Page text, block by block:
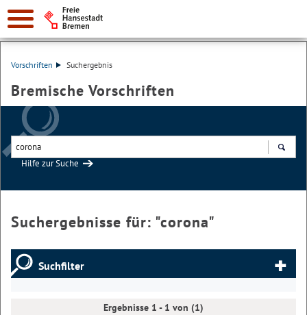
Vorschriften Suchergebnis
Bremische Vorschriften
Hilfe zur Suche
Suchergebnisse für: "corona"
Suchfilter
Ergebnisse 1 - 1 von (1)